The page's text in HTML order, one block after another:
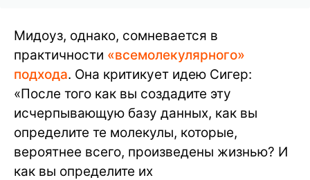
Мидоуз, однако, сомневается в
практичности «всемолекулярного»
подхода. Она критикует идею Сигер:
«После того как вы создадите эту
исчерпывающую базу данных, как вы
определите те молекулы, которые,
вероятнее всего, произведены жизнью? И
как вы определите их